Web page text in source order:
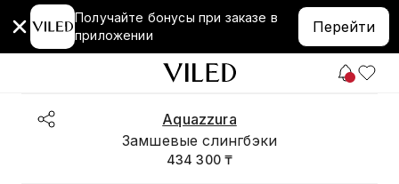
Получайте бонусы при заказе в
приложении
Перейти
Aquazzura
Замшевые слингбэки
434 300 ₸